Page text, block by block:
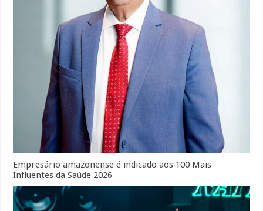
Empresário amazonense é indicado aos 100 Mais
Influentes da Saúde 2026